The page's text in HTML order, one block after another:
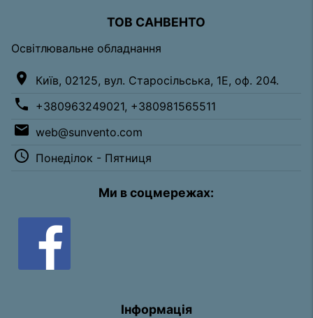
ТОВ САНВЕНТО
Освітлювальне обладнання
location_on Київ, 02125, вул. Старосільська, 1Е, оф. 204.
phone +380963249021, +380981565511
email web@sunvento.com
access_time Понеділок - Пятниця
Ми в соцмережах:
Інформація